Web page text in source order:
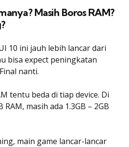
Masih Boros RAM?
10 ini jauh lebih lancar dari
bisa expect peningkatan
nanti.
tentu beda di tiap device. Di
RAM, masih ada 1.3GB – 2GB
main game lancar-lancar